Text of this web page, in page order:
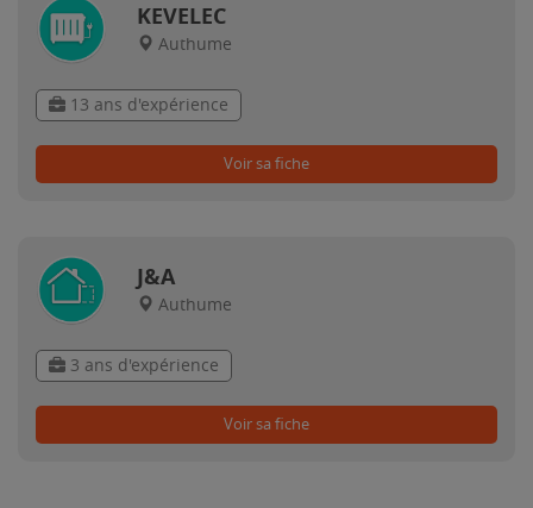
KEVELEC
Authume
13 ans d'expérience
Voir sa fiche
J&A
Authume
3 ans d'expérience
Voir sa fiche